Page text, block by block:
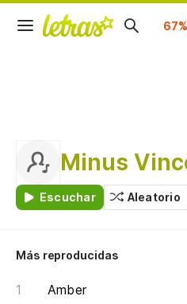
Minus
Escuchar Aleatorio
Más reproducidas
Amber